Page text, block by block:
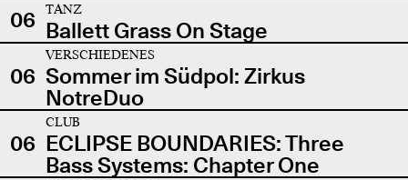
06
TANZ
Ballett Grass On Stage
06
VERSCHIEDENES
Sommer im Südpol: Zirkus
NotreDuo
06
CLUB
ECLIPSE BOUNDARIES: Three
Bass Systems: Chapter One